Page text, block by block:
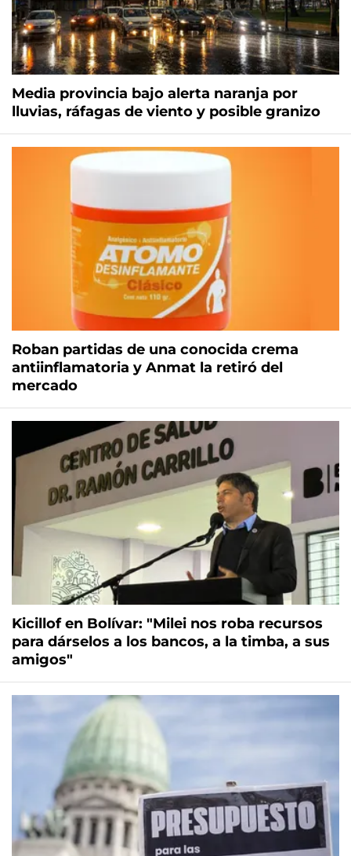
Media provincia bajo alerta naranja por
lluvias, ráfagas de viento y posible granizo
Roban partidas de una conocida crema
antiinflamatoria y Anmat la retiró del
mercado
Kicillof en Bolívar: "Milei nos roba recursos
para dárselos a los bancos, a la timba, a sus
amigos"